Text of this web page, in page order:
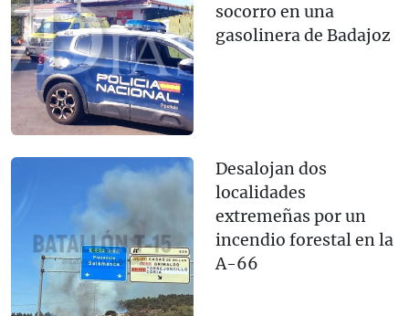
socorro en una
gasolinera de Badajoz
Desalojan dos
localidades
extremeñas por un
incendio forestal en la
A-66